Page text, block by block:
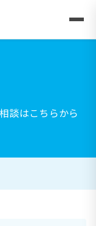
談はこちらから